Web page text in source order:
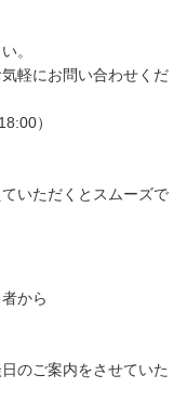
。
軽にお問い合わせくだ
）
いただくとスムーズで
から
のご案内をさせていた